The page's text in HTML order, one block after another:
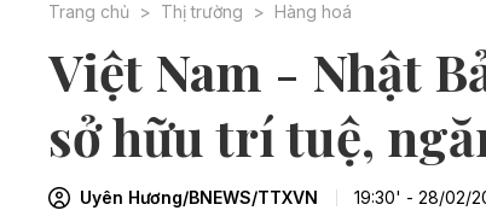
Trang chủ Thị trường Hàng hoá
Việt Nam - Nhật
sở hữu trí tuệ,
Uyên Hương/BNEWS/TTXVN 19:30' - 28/02/